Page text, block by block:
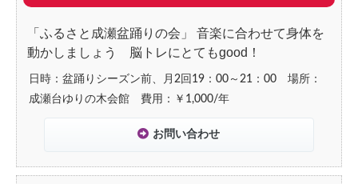
「ふるさと成瀬盆踊りの会」 音楽に合わせて身体を
動かしましょう 脳トレにとてもgood！
日時：盆踊りシーズン前、月2回19：00～21：00 場所：
成瀬台ゆりの木会館 費用：￥1,000/年
お問い合わせ